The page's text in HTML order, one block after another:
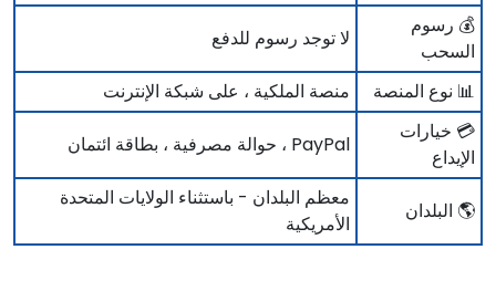
💰 رسوم
السحب
لا توجد رسوم للدفع
📊 نوع المنصة
منصة الملكية ، على شبكة الإنترنت
💳 خيارات
الإيداع
PayPal ، حوالة مصرفية ، بطاقة ائتمان
🌎 البلدان
معظم البلدان - باستثناء الولايات المتحدة
الأمريكية